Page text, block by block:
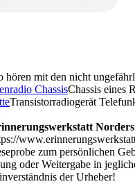
hören mit den nicht
Chassis eines
Transistorradiogerät
zum persönlichen
oder Weitergabe in
der Urheber!